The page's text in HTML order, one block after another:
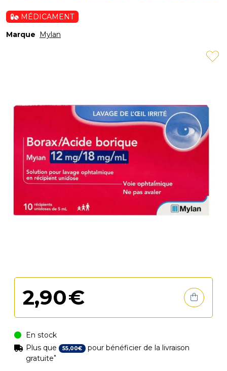
MÉDICAMENT
Marque Mylan
2,90€
En stock
Plus que
55,00€ pour bénéficier de la livraison
gratuite*